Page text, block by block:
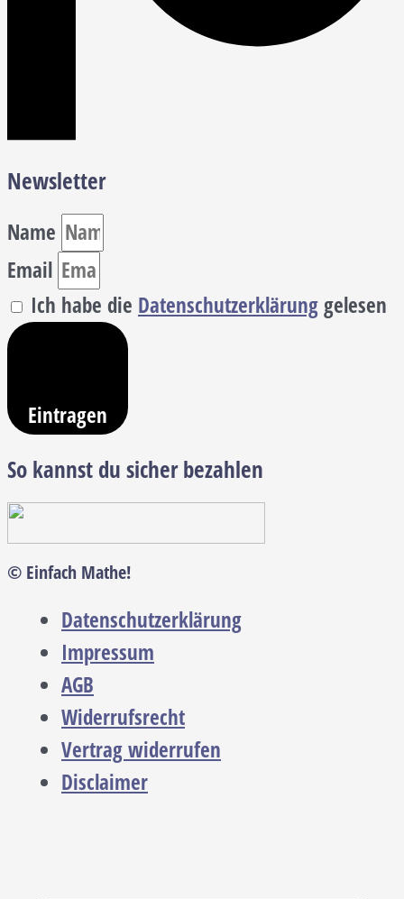
Newsletter
Name
Email
Ich habe die Datenschutzerklärung gelesen
Eintragen
So kannst du sicher bezahlen
© Einfach Mathe!
Datenschutzerklärung
Impressum
AGB
Widerrufsrecht
Vertrag widerrufen
Disclaimer